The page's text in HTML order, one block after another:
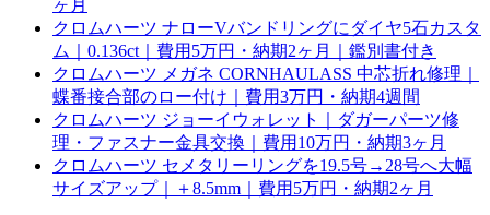
ヶ月
クロムハーツ ナローVバンドリングにダイヤ5石カスタ
ム｜0.136ct｜費用5万円・納期2ヶ月｜鑑別書付き
クロムハーツ メガネ CORNHAULASS 中芯折れ修理｜
蝶番接合部のロー付け｜費用3万円・納期4週間
クロムハーツ ジョーイウォレット｜ダガーパーツ修
理・ファスナー金具交換｜費用10万円・納期3ヶ月
クロムハーツ セメタリーリングを19.5号→28号へ大幅
サイズアップ｜＋8.5mm｜費用5万円・納期2ヶ月